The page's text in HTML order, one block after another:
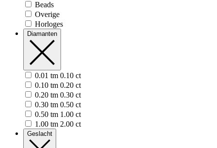
Beads
Overige
Horloges
Diamanten
0.01 tm 0.10 ct
0.10 tm 0.20 ct
0.20 tm 0.30 ct
0.30 tm 0.50 ct
0.50 tm 1.00 ct
1.00 tm 2.00 ct
Geslacht